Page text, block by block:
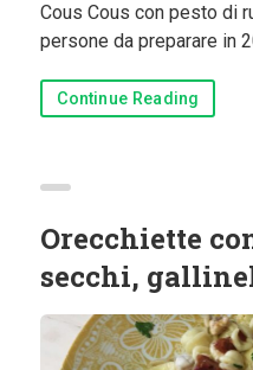
Cous Cous con pesto di
persone da preparare in
Continue Reading
Orecchiette
secchi,